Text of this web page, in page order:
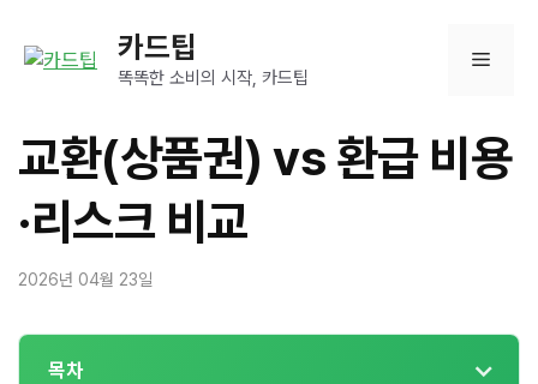
카드팁
똑똑한 소비의 시작, 카드팁
메
교환(상품권) vs 환급 비용
·리스크 비교
2026년 04월 23일
목차